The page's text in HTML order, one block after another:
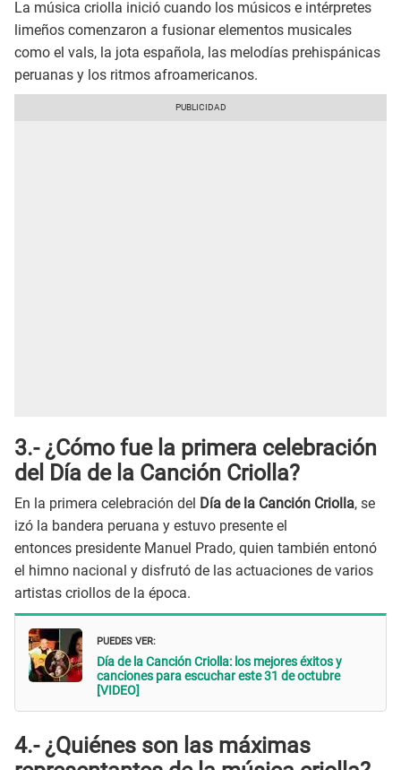
La música criolla inició cuando los músicos e intérpretes
limeños comenzaron a fusionar elementos musicales
como el vals, la jota española, las melodías prehispánicas
peruanas y los ritmos afroamericanos.
3.- ¿Cómo fue la primera celebración
del Día de la Canción Criolla?
En la primera celebración del Día de la Canción Criolla, se
izó la bandera peruana y estuvo presente el
entonces presidente Manuel Prado, quien también entonó
el himno nacional y disfrutó de las actuaciones de varios
artistas criollos de la época.
PUEDES VER:
Día de la Canción Criolla: los mejores éxitos y
canciones para escuchar este 31 de octubre
[VIDEO]
4.- ¿Quiénes son las máximas